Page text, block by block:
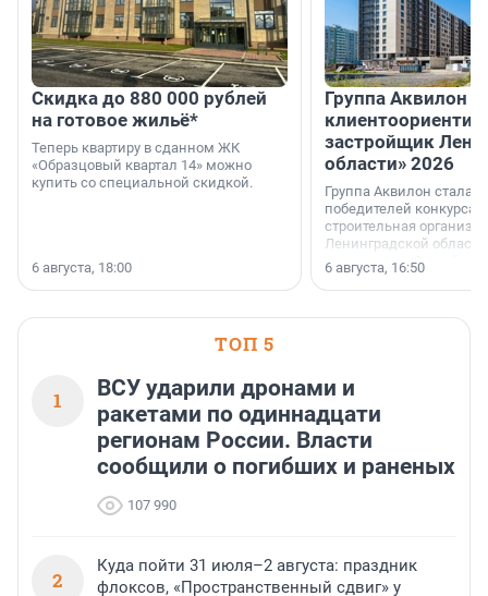
Скидка до 880 000 рублей
на готовое жильё*
Теперь квартиру в сданном ЖК
«Образцовый квартал 14» можно
купить со специальной скидкой.
6 августа, 18:00
Группа Аквилон
застройщик
области» 2026
Группа Аквилон стала
победителей конкурса
строительная
Ленинградской области
номинации «Самый
застройщик
6 августа, 16:50
ТОП 5
1
ВСУ ударили дронами и
ракетами по одиннадцати
регионам России. Власти
сообщили о погибших и раненых
107 990
2
Куда пойти 31 июля–2 августа: праздник
флоксов, «Пространственный сдвиг» у